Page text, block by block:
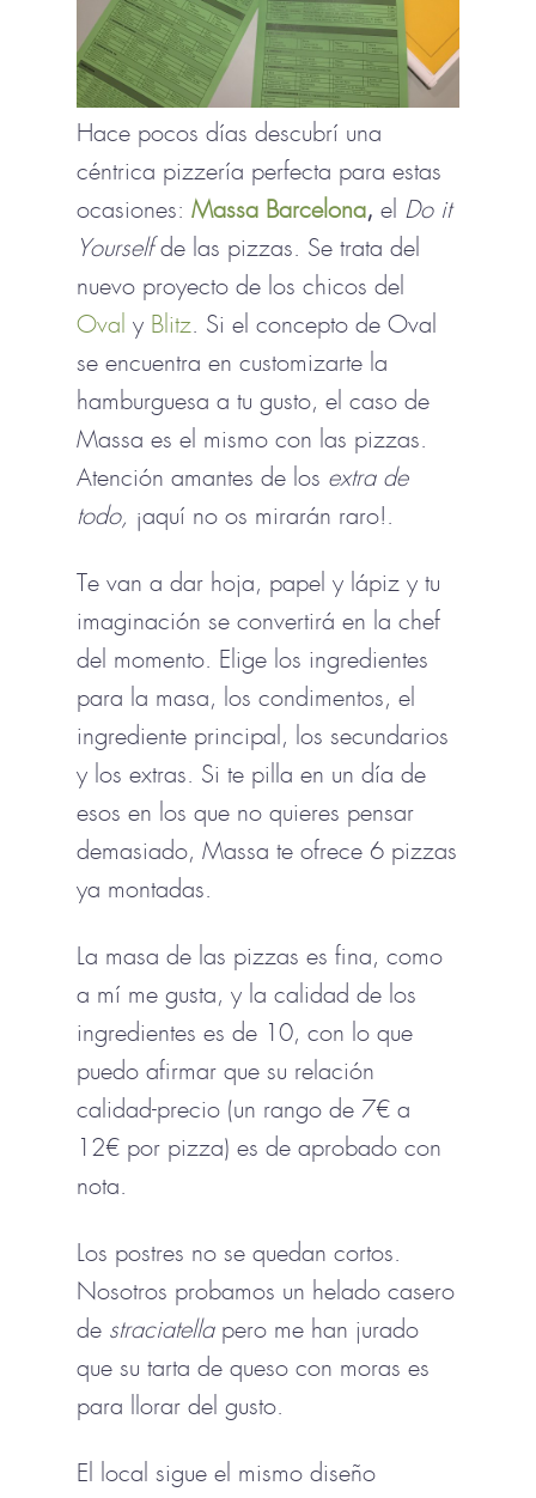
Hace pocos días descubrí una
céntrica pizzería perfecta para estas
ocasiones: Massa Barcelona, el Do it
Yourselfde las pizzas. Se trata del
nuevo proyecto de los chicos del
Oval y Blitz. Si el concepto de Oval
se encuentra en customizarte la
hamburguesa a tu gusto, el caso de
Massa es el mismo con las pizzas.
Atención amantes de los extra de
todo, ¡aquí no os mirarán raro!.
Te van a dar hoja, papel y lápiz y tu
imaginación se convertirá en la chef
del momento. Elige los ingredientes
para la masa, los condimentos, el
ingrediente principal, los secundarios
y los extras. Si te pilla en un día de
esos en los que no quieres pensar
demasiado, Massa te ofrece 6 pizzas
ya montadas.
La masa de las pizzas es fina, como
a mí me gusta, y la calidad de los
ingredientes es de 10, con lo que
puedo afirmar que su relación
calidad-precio (un rango de 7€ a
12€ por pizza) es de aprobado con
nota.
Los postres no se quedan cortos.
Nosotros probamos un helado casero
de straciatellapero me han jurado
que su tarta de queso con moras es
para llorar del gusto.
El local sigue el mismo diseño